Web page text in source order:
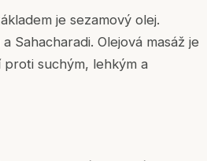
je sezamový olej.
Sahacharadi. Olejová masáž je
suchým, lehkým a